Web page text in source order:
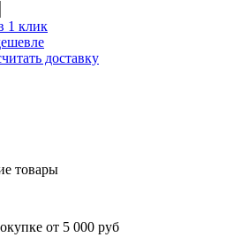
1 клик
доставку
товары
от 5 000 руб